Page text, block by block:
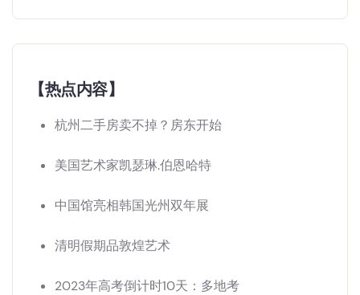
【热点内容】
杭州二手房卖不掉？房东开始
美国艺术家凯瑟琳.伯恩哈特
中国馆亮相韩国光州双年展
清明假期品敦煌艺术
2023年高考倒计时10天：多地考